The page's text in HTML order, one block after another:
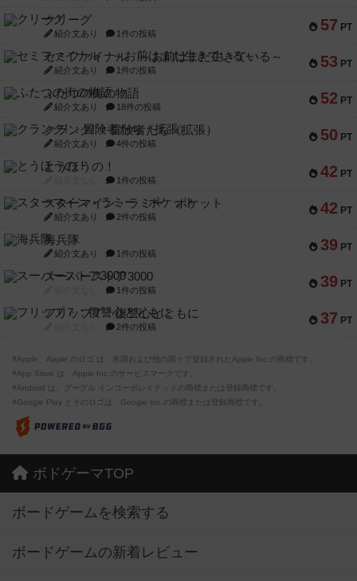
57 PT
クリーグ
紹介文あり 1件の投稿
53 PT
セミファイナル ～お前はまだ生きている～
紹介文あり 1件の投稿
52 PT
ふたつの街の物語
紹介文あり 18件の投稿
50 PT
クランク! ：冒険者たち（拡張）
紹介文あり 4件の投稿
42 PT
とうほうの！
1件の投稿
42 PT
スターマイン・ラミー ポケット
紹介文あり 2件の投稿
39 PT
海兵隊
紹介文あり 1件の投稿
39 PT
スーパーストア3000
1件の投稿
37 PT
フリップ７：復讐心とともに
2件の投稿
※Apple、Apple のロゴ は、米国および他の国々で登録されたApple Inc.の商標です。
※App Store は、Apple Inc.のサービスマークです。
※Android は、グーグル インコーポレイテッドの商標または登録商標です。
※Google Play とそのロゴは、Google Inc.の商標または登録商標です。
ボドゲーマTOP
ボードゲームを検索する
ボードゲームの新着レビュー